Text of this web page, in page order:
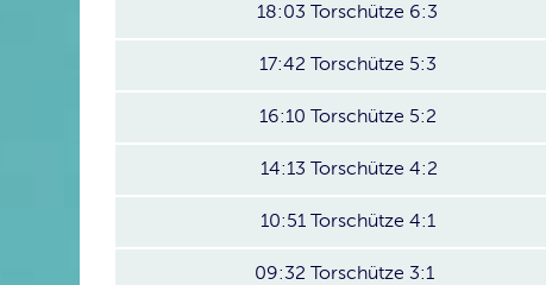
18:03 Torschütze 6:3
17:42 Torschütze 5:3
16:10 Torschütze 5:2
14:13 Torschütze 4:2
10:51 Torschütze 4:1
09:32 Torschütze 3:1